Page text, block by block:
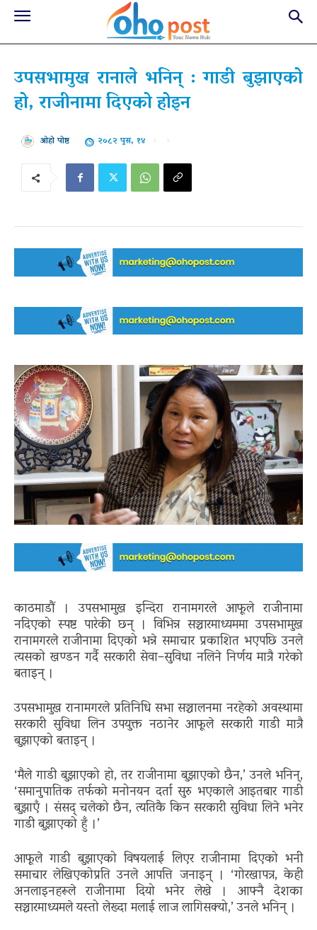
उपसभामुख रानाले भनिन् : गाडी बुझाएको
हो, राजीनामा दिएको होइन
ओहो पोष्ट २०८२ पुस, १४
काठमाडौं । उपसभामुख इन्दिरा रानामगरले आफूले राजीनामा
नदिएको स्पष्ट पारेकी छन् । विभिन्न सञ्चारमाध्यममा उपसभामुख
रानामगरले राजीनामा दिएको भन्ने समाचार प्रकाशित भएपछि उनले
त्यसको खण्डन गर्दै सरकारी सेवा–सुविधा नलिने निर्णय मात्रै गरेको
बताइन् ।
उपसभामुख रानामगरले प्रतिनिधि सभा सञ्चालनमा नरहेको अवस्थामा
सरकारी सुविधा लिन उपयुक्त नठानेर आफूले सरकारी गाडी मात्रै
बुझाएको बताइन् ।
‘मैले गाडी बुझाएको हो, तर राजीनामा बुझाएको छैन,’ उनले भनिन्,
‘समानुपातिक तर्फको मनोनयन दर्ता सुरु भएकाले आइतबार गाडी
बुझाएँ । संसद् चलेको छैन, त्यतिकै किन सरकारी सुविधा लिने भनेर
गाडी बुझाएको हुँ ।’
आफूले गाडी बुझाएको विषयलाई लिएर राजीनामा दिएको भनी
समाचार लेखिएकोप्रति उनले आपत्ति जनाइन् । ‘गोरखापत्र, केही
अनलाइनहरूले राजीनामा दियो भनेर लेखे । आफ्नै देशका
सञ्चारमाध्यमले यस्तो लेख्दा मलाई लाज लागिसक्यो,’ उनले भनिन् ।